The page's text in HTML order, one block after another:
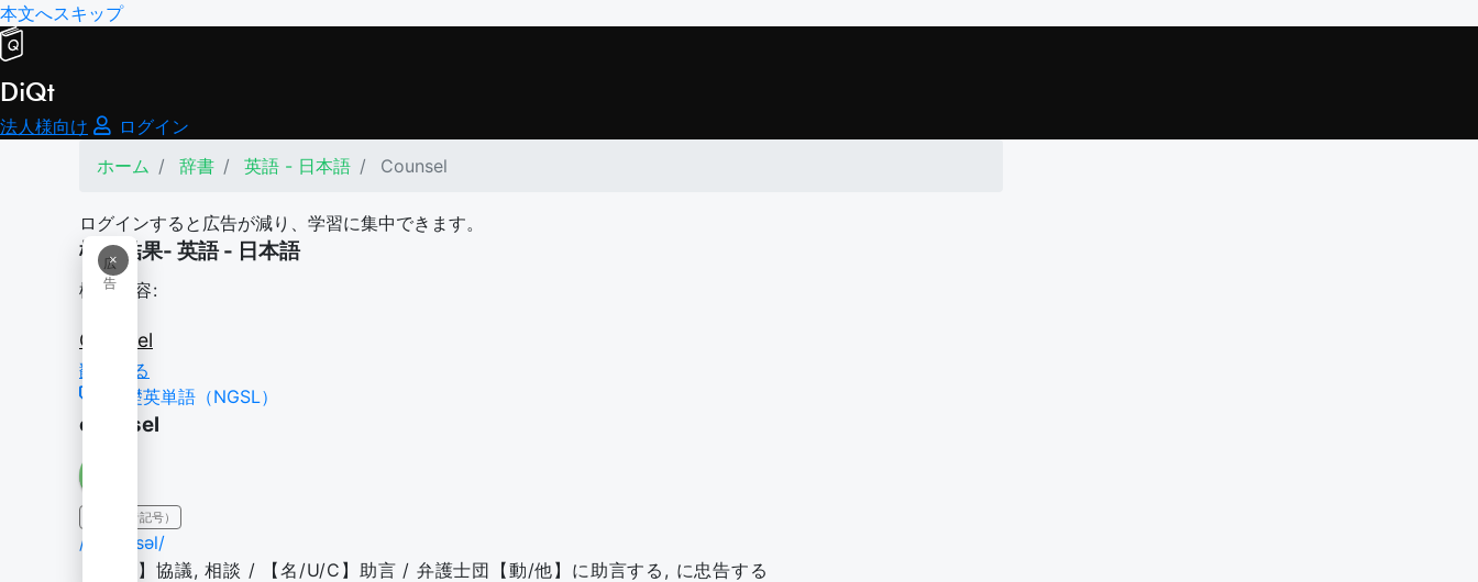
本文へスキップ
DiQt
法人様向け
ログイン
ホーム
辞書 英語 - 日本語 Counsel
ログインすると広告が減り、学習に集中できます。
×
広
告
検索結果- 英語 - 日本語
検索内容:
Counsel
翻訳する
基礎英単語（NGSL）
counsel
IPA（発音記号）
/'kaʊn.səl/
【名/U】協議, 相談 / 【名/U/C】助言 / 弁護士団【動/他】に助言する, に忠告する